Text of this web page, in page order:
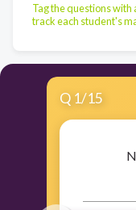
Tag the questions
track each student's
Q 1/15